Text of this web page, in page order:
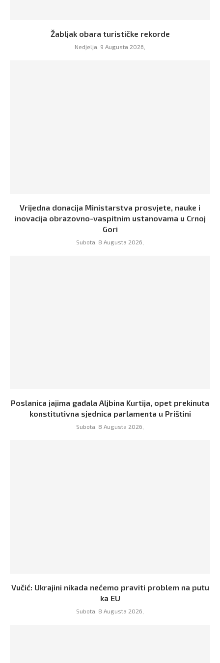
Žabljak obara turističke rekorde
Nedjelja, 9 Augusta 2026,
Vrijedna donacija Ministarstva prosvjete, nauke i
inovacija obrazovno-vaspitnim ustanovama u Crnoj
Gori
Subota, 8 Augusta 2026,
Poslanica jajima gađala Aljbina Kurtija, opet prekinuta
konstitutivna sjednica parlamenta u Prištini
Subota, 8 Augusta 2026,
Vučić: Ukrajini nikada nećemo praviti problem na putu
ka EU
Subota, 8 Augusta 2026,